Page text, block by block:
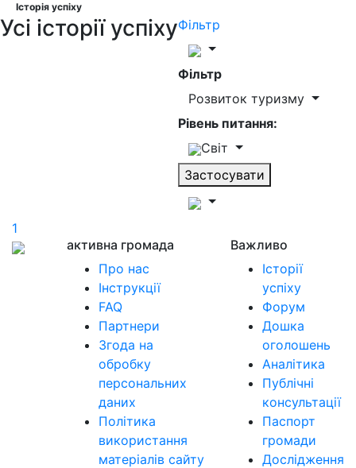
Історія успіху
Усі історії успіхуФільтр
Фільтр
Розвиток туризму
Рівень питання:
Світ
Застосувати
1
активна громада
Про нас
Інструкції
FAQ
Партнери
Згода на
обробку
персональних
даних
Політика
використання
матеріалів сайту
Важливо
Історії
успіху
Форум
Дошка
оголошень
Аналітика
Публічні
консультації
Паспорт
громади
Дослідження